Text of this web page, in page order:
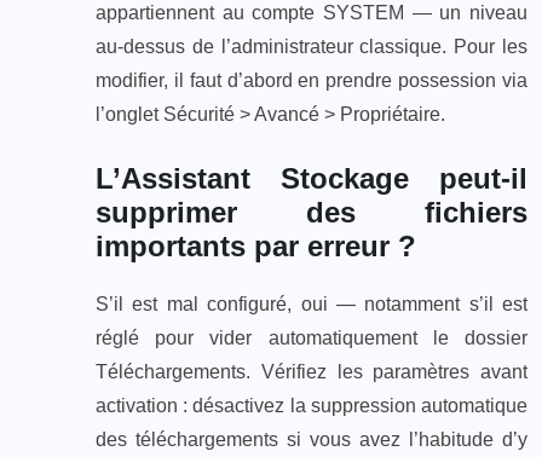
appartiennent au compte SYSTEM — un niveau
au-dessus de l’administrateur classique. Pour les
modifier, il faut d’abord en prendre possession via
l’onglet Sécurité > Avancé > Propriétaire.
L’Assistant Stockage peut-il
supprimer des fichiers
importants par erreur ?
S’il est mal configuré, oui — notamment s’il est
réglé pour vider automatiquement le dossier
Téléchargements. Vérifiez les paramètres avant
activation : désactivez la suppression automatique
des téléchargements si vous avez l’habitude d’y